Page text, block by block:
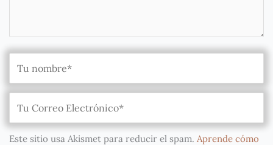
Este sitio usa Akismet para reducir el spam. Aprende cómo